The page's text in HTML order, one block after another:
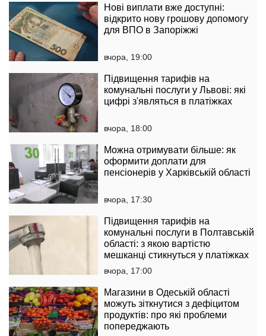
Нові виплати вже доступні:
відкрито нову грошову допомогу
для ВПО в Запоріжжі
вчора, 19:00
Підвищення тарифів на
комунальні послуги у Львові: які
цифрі з'являться в платіжках
вчора, 18:00
Можна отримувати більше: як
оформити доплати для
пенсіонерів у Харківській області
вчора, 17:30
Підвищення тарифів на
комунальні послуги в Полтавській
області: з якою вартістю
мешканці стикнуться у платіжках
вчора, 17:00
Магазини в Одеській області
можуть зіткнутися з дефіцитом
продуктів: про які проблеми
попереджають